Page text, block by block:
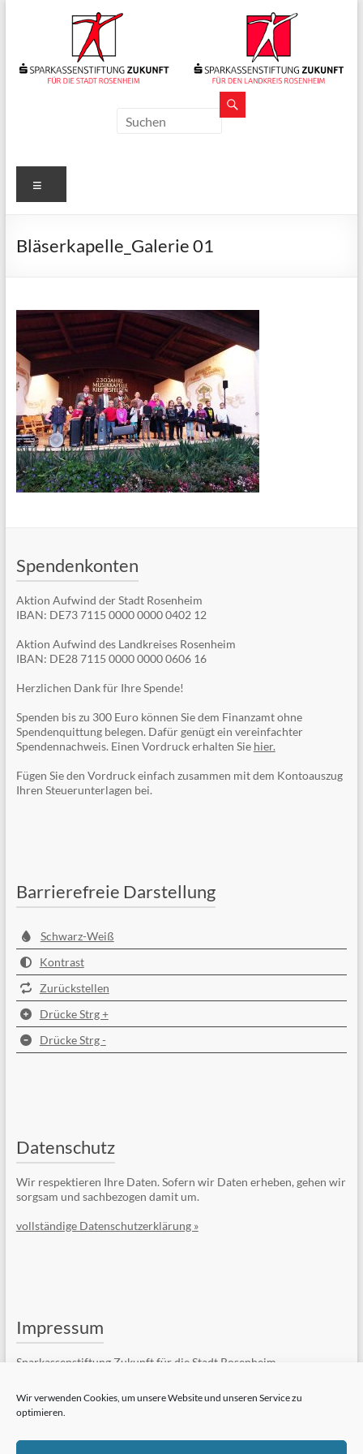
Wir verwenden Cookies, um unsere Website und unseren Service zu
optimieren.
Sparkassenstiftungen
Für
Stadt
und
Rosenheim
Bläserkapelle_Galerie 01
Spendenkonten
Aktion Aufwind der Stadt Rosenheim
IBAN: DE73 7115 0000 0000 0402 12
Aktion Aufwind des Landkreises Rosenheim
IBAN: DE28 7115 0000 0000 0606 16
Herzlichen Dank für Ihre Spende!
Spenden bis zu 300 Euro können Sie dem Finanzamt ohne
Spendenquittung belegen. Dafür genügt ein vereinfachter
Spendennachweis. Einen Vordruck erhalten Sie hier.
Fügen Sie den Vordruck einfach zusammen mit dem Kontoauszug
Ihren Steuerunterlagen bei.
Barrierefreie Darstellung
Schwarz-Weiß
Kontrast
Zurückstellen
Drücke Strg +
Drücke Strg -
Datenschutz
Wir respektieren Ihre Daten. Sofern wir Daten erheben, gehen wir
sorgsam und sachbezogen damit um.
vollständige Datenschutzerklärung »
Impressum
Sparkassenstiftung Zukunft für die Stadt Rosenheim
83022 Rosenheim
Telefon: +49 (8031) 182-84510